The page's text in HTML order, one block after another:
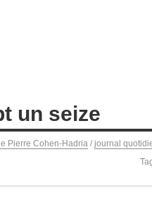
un seize
Pierre Cohen-Hadria / journal